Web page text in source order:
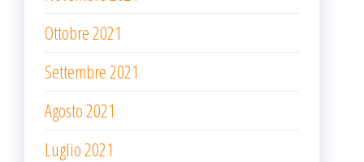
Ottobre 2021
Settembre 2021
Agosto 2021
Luglio 2021